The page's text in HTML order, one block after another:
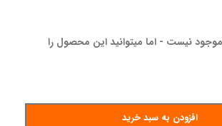
موجود نیست - اما میتوانید این محصول را
افزودن به سبد خرید